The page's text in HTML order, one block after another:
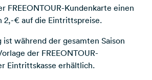
FREEONTOUR-Kundenkarte einen
2,-€ auf die Eintrittspreise.
während der gesamten Saison
der FREEONTOUR-
Eintrittskasse erhältlich.